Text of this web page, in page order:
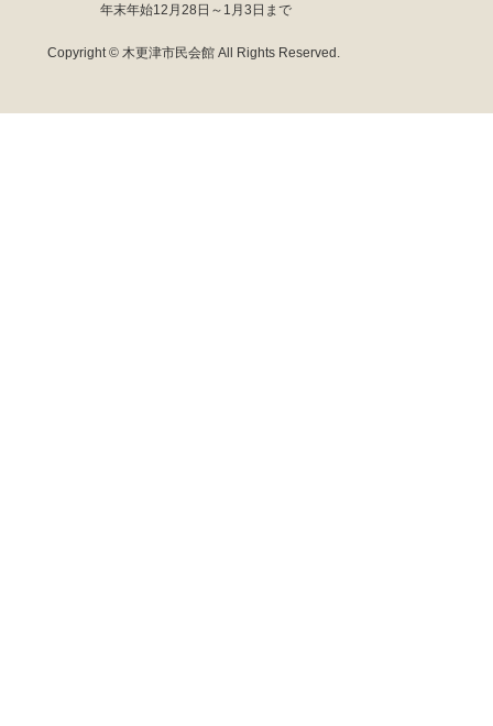
年末年始12月28日～1月3日まで
Copyright © 木更津市民会館 All Rights Reserved.